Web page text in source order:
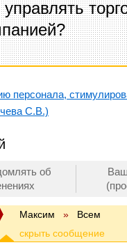
управлять
персонала,
С.В.)
об
Максим » Всем